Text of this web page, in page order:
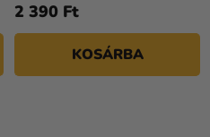
2 390 Ft
KOSÁRBA